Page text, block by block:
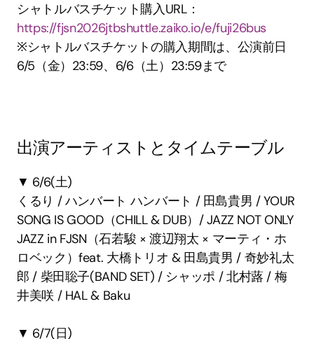
シャトルバスチケット購入URL：
https://fjsn2026jtbshuttle.zaiko.io/e/fuji26bus
※シャトルバスチケットの購入期間は、公演前日
6/5​（金）​23:59、​6/6​（土）​23:59まで
出演アーティストとタイムテーブル
▼ 6/6(土)
くるり / ハンバート ハンバート / 田島貴男 / YOUR
SONG IS GOOD（CHILL & DUB）/ JAZZ NOT ONLY
JAZZ in FJSN（石若駿 × 渡辺翔太 × マーティ・ホ
ロベック）feat. 大橋トリオ & 田島貴男 / 奇妙礼太
郎 / 柴⽥聡⼦(BAND SET) / シャッポ / 北村蕗 / 梅
井美咲 / HAL & Baku
▼ 6/7(日)